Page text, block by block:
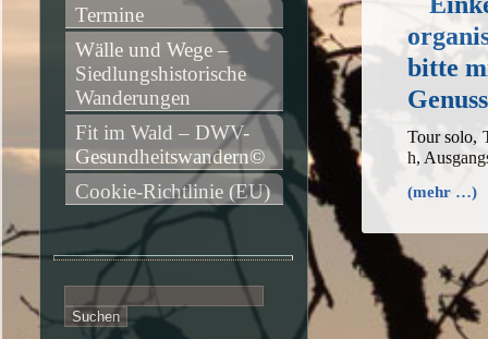
bitte
Tour solo,
h,
(mehr …)
Termine
Wälle und Wege –
Siedlungshistorische
Wanderungen
Fit im Wald – DWV-
Gesundheitswandern©
Cookie-Richtlinie (EU)
nach: